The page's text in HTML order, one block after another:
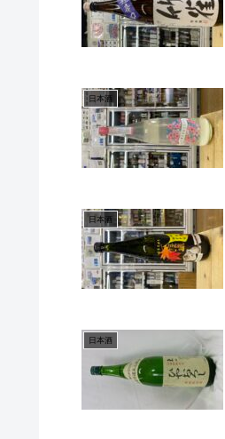
日本酒
日本酒
日本酒